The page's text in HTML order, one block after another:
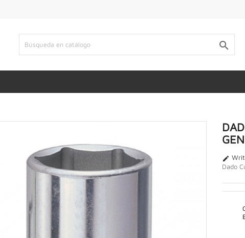


Dado